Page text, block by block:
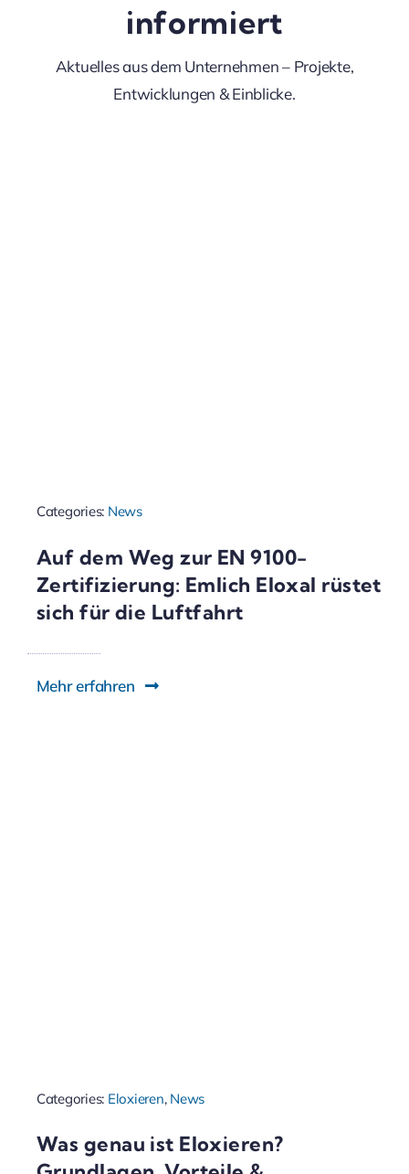
informiert
Aktuelles aus dem Unternehmen – Projekte,
Entwicklungen & Einblicke.
Categories: News
Auf dem Weg zur EN 9100-
Zertifizierung: Emlich Eloxal rüstet
sich für die Luftfahrt
Mehr erfahren
Categories: Eloxieren, News
Was genau ist Eloxieren?